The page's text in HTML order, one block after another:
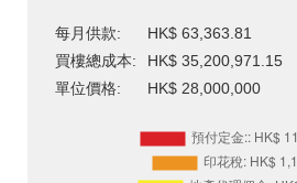
每月供款:
HK$ 63,363.81
買樓總成本:
HK$ 35,200,971.15
單位價格:
HK$ 28,000,000